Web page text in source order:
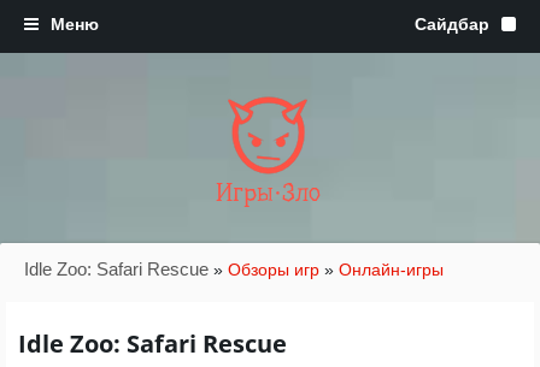
Игры·Зло
Idle Zoo: Safari Rescue » Обзоры игр » Онлайн-игры
Idle Zoo: Safari Rescue